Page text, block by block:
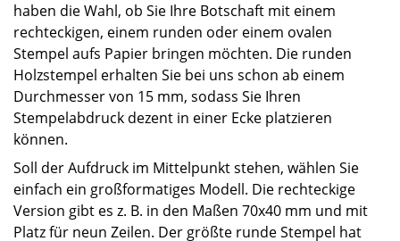
haben die Wahl, ob Sie Ihre Botschaft mit einem
rechteckigen, einem runden oder einem ovalen
Stempel aufs Papier bringen möchten. Die runden
Holzstempel erhalten Sie bei uns schon ab einem
Durchmesser von 15 mm, sodass Sie Ihren
Stempelabdruck dezent in einer Ecke platzieren
können.
Soll der Aufdruck im Mittelpunkt stehen, wählen Sie
einfach ein großformatiges Modell. Die rechteckige
Version gibt es z. B. in den Maßen 70x40 mm und mit
Platz für neun Zeilen. Der größte runde Stempel hat